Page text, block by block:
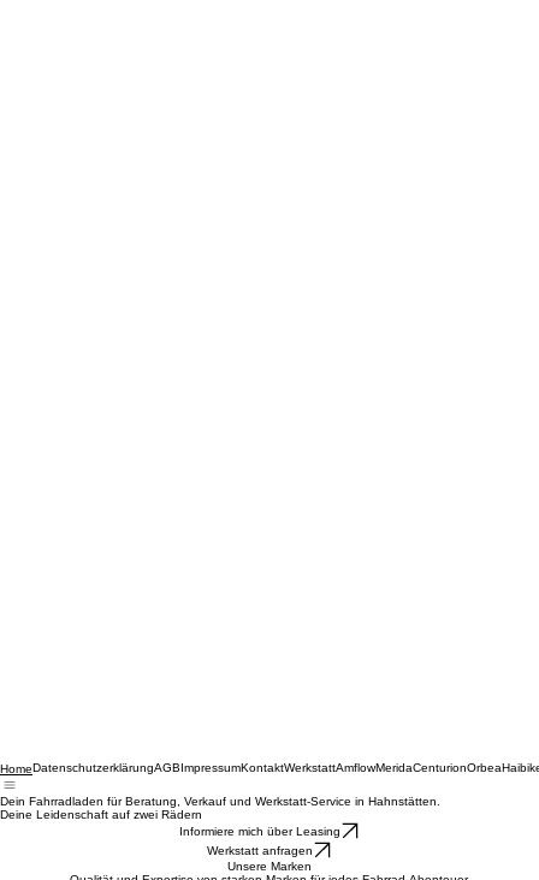
HomeDatenschutzerklärungAGB ImpressumKontaktWerkstattAmflowMeridaCenturion
Dein Fahrradladen für Beratung, Verkauf und Werkstatt-Service in Hahnstätten.
Informiere mich über Leasing